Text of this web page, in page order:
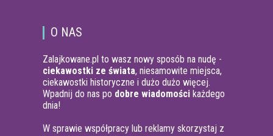
O NAS
Zalajkowane.pl to wasz nowy sposób na nudę -
ciekawostki ze świata, niesamowite miejsca,
ciekawostki historyczne i dużo dużo więcej.
Wpadnij do nas po dobre wiadomości każdego
dnia!
W sprawie współpracy lub reklamy skorzystaj z